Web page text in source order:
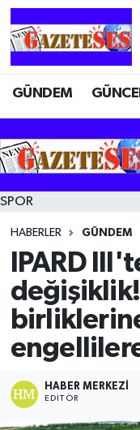
GÜNDEM
SPOR
HABERLER GÜNDEM
IPARD
HABER MERKEZI
EDITÖR